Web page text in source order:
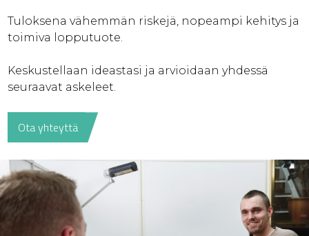
Tuloksena vähemmän riskejä, nopeampi kehitys ja
toimiva lopputuote.
Keskustellaan ideastasi ja arvioidaan yhdessä
seuraavat askeleet.
Ota yhteyttä